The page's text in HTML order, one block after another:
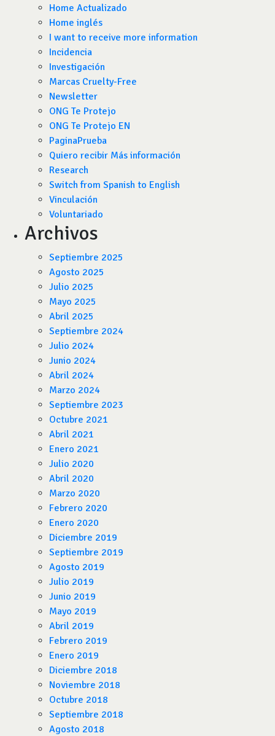
Home Actualizado
Home inglés
I want to receive more information
Incidencia
Investigación
Marcas Cruelty-Free
Newsletter
ONG Te Protejo
ONG Te Protejo EN
PaginaPrueba
Quiero recibir Más información
Research
Switch from Spanish to English
Vinculación
Voluntariado
Archivos
Septiembre 2025
Agosto 2025
Julio 2025
Mayo 2025
Abril 2025
Septiembre 2024
Julio 2024
Junio 2024
Abril 2024
Marzo 2024
Septiembre 2023
Octubre 2021
Abril 2021
Enero 2021
Julio 2020
Abril 2020
Marzo 2020
Febrero 2020
Enero 2020
Diciembre 2019
Septiembre 2019
Agosto 2019
Julio 2019
Junio 2019
Mayo 2019
Abril 2019
Febrero 2019
Enero 2019
Diciembre 2018
Noviembre 2018
Octubre 2018
Septiembre 2018
Agosto 2018